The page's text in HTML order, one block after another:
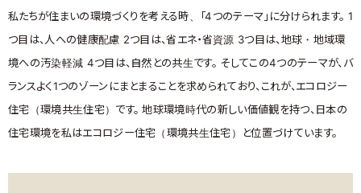
私たちが住まいの環境づくりを考える時、「4つのテーマ」に分けられます。 1
つ目は、人への健康配慮 2つ目は、省エネ・省資源 3つ目は、地球・地域環
境への汚染軽減 4つ目は、自然との共生です。 そしてこの4つのテーマが、バ
ランスよく1つのゾーンにまとまることを求められており、これが、エコロジー
住宅（環境共生住宅）です。 地球環境時代の新しい価値観を持つ、日本の
住宅環境を私はエコロジー住宅（環境共生住宅）と位置づけています。